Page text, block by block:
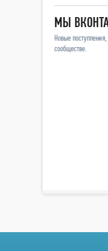
МЫ
Новые
сообществе.